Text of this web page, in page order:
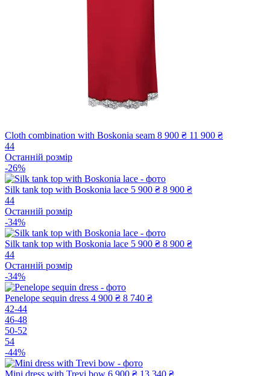
Cloth combination with Boskonia seam 8 900 ₴ 11 900 ₴
44
Останній розмір
-26%
Silk tank top with Boskonia lace 5 900 ₴ 8 900 ₴
44
Останній розмір
-34%
Silk tank top with Boskonia lace 5 900 ₴ 8 900 ₴
44
Останній розмір
-34%
Penelope sequin dress 4 900 ₴ 8 740 ₴
42-44
46-48
50-52
54
-44%
Mini dress with Trevi bow 6 900 ₴ 13 340 ₴